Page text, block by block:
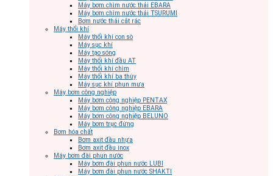
Máy bơm chìm nước thải EBARA
Máy bơm chìm nước thải TSURUMI
Bơm nước thải cắt rác
Máy thổi khí
Máy thổi khí con sò
Máy sục khí
Máy tạo sóng
Máy thổi khí đầu AT
Máy thổi khí chìm
Máy thổi khí ba thùy
Máy sục khí phun mưa
Máy bơm công nghiệp
Máy bơm công nghiệp PENTAX
Máy bơm công nghiệp EBARA
Máy bơm công nghiệp BELUNO
Máy bơm trục đứng
Bơm hóa chất
Bơm axit đầu nhựa
Bơm axit đầu inox
Máy bơm đài phun nước
Máy bơm đài phun nước LUBI
Máy bơm đài phun nước SHAKTI